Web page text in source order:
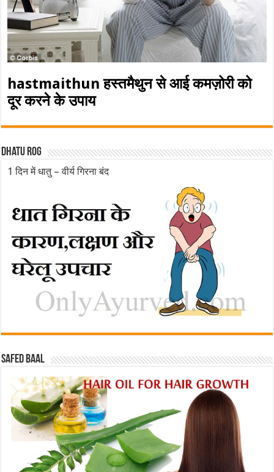
hastmaithun हस्तमैथुन से आई कमज़ोरी को
दूर करने के उपाय
Dhatu rog
1 दिन में धातु – वीर्य गिरना बंद
Safed baal